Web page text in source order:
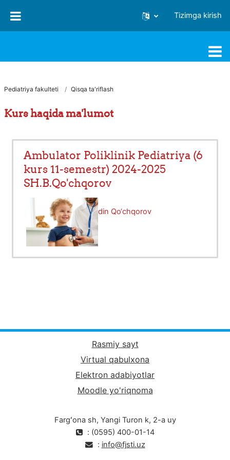
Tizimga kirish
Pediatriya fakulteti Qisqa ta'riflash
Kurs haqida ma'lumot
Ambulator Poliklinik Pediatriya (6
kurs 11-semestr) 2024-2025
SH.B.Qo'chqorov
O'qituvchi:Shaxobitdin Qo‘chqorov
Rasmiy sayt
Virtual qabulxona
Elektron adabiyotlar
Moodle yo'riqnoma
Fargʻona sh, Yangi Turon k, 2-a uy
: (0595) 400-01-14
: info@fjsti.uz